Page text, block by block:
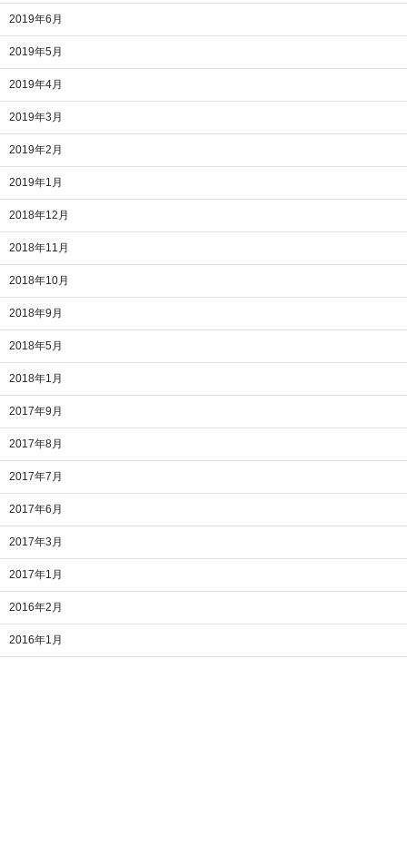
2019年6月
2019年5月
2019年4月
2019年3月
2019年2月
2019年1月
2018年12月
2018年11月
2018年10月
2018年9月
2018年5月
2018年1月
2017年9月
2017年8月
2017年7月
2017年6月
2017年3月
2017年1月
2016年2月
2016年1月